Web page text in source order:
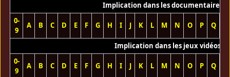
Implication dans les documentaires
0-
9
A B C D E F G H I J K L M N O P Q
Implication dans les jeux vidéos
0-
9
A B C D E F G H I J K L M N O P Q